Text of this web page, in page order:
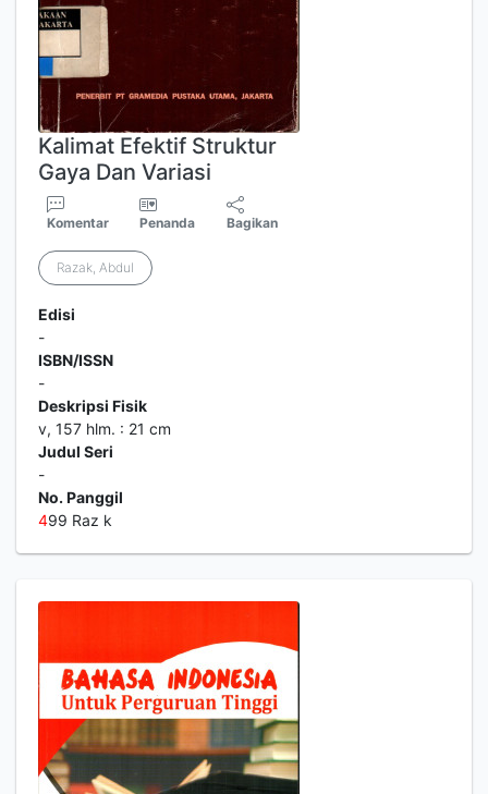
Kalimat Efektif Struktur
Gaya Dan Variasi
Komentar Penanda Bagikan
Razak, Abdul
Edisi
-
ISBN/ISSN
-
Deskripsi Fisik
v, 157 hlm. : 21 cm
Judul Seri
-
No. Panggil
499 Raz k